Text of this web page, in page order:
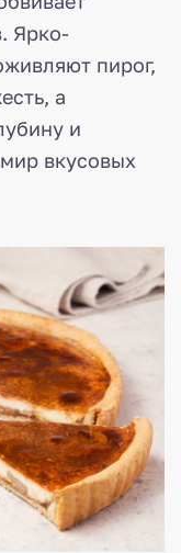
Ярко-
пирог,
а
и
вкусовых